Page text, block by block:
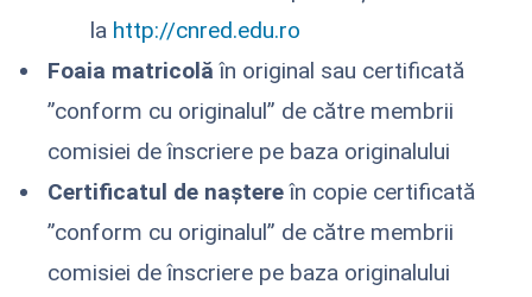
la http://cnred.edu.ro
Foaia matricolă în original sau certificată
”conform cu originalul” de către membrii
comisiei de înscriere pe baza originalului
Certificatul de naștereîn copie certificată
”conform cu originalul” de către membrii
comisiei de înscriere pe baza originalului